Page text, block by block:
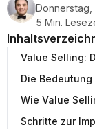
Donnerstag,
5 Min.
Value Selling:
Die
Wie Value
Schritte zur